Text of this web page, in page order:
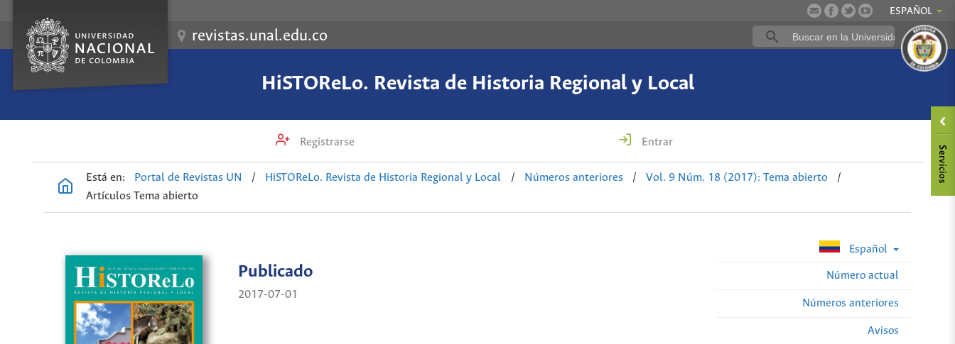
ESPAÑOL
revistas.unal.edu.co
HiSTOReLo. Revista de Historia Regional y Local
Registrarse Entrar
Está en: Portal de Revistas UN / HiSTOReLo. Revista de Historia Regional y Local / Números anteriores / Vol. 9 Núm. 18 (2017): Tema abierto
/
Artículos Tema abierto
Español
Número actual
Números anteriores
Avisos
Publicado
2017-07-01